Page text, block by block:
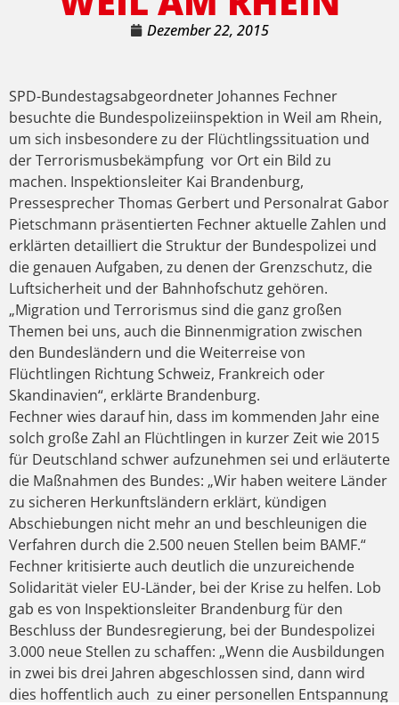
Dezember 22, 2015
SPD-Bundestagsabgeordneter Johannes Fechner
besuchte die Bundespolizeiinspektion in Weil am Rhein,
um sich insbesondere zu der Flüchtlingssituation und
der Terrorismusbekämpfung vor Ort ein Bild zu
machen. Inspektionsleiter Kai Brandenburg,
Pressesprecher Thomas Gerbert und Personalrat Gabor
Pietschmann präsentierten Fechner aktuelle Zahlen und
erklärten detailliert die Struktur der Bundespolizei und
die genauen Aufgaben, zu denen der Grenzschutz, die
Luftsicherheit und der Bahnhofschutz gehören.
„Migration und Terrorismus sind die ganz großen
Themen bei uns, auch die Binnenmigration zwischen
den Bundesländern und die Weiterreise von
Flüchtlingen Richtung Schweiz, Frankreich oder
Skandinavien“, erklärte Brandenburg.
Fechner wies darauf hin, dass im kommenden Jahr eine
solch große Zahl an Flüchtlingen in kurzer Zeit wie 2015
für Deutschland schwer aufzunehmen sei und erläuterte
die Maßnahmen des Bundes: „Wir haben weitere Länder
zu sicheren Herkunftsländern erklärt, kündigen
Abschiebungen nicht mehr an und beschleunigen die
Verfahren durch die 2.500 neuen Stellen beim BAMF.“
Fechner kritisierte auch deutlich die unzureichende
Solidarität vieler EU-Länder, bei der Krise zu helfen. Lob
gab es von Inspektionsleiter Brandenburg für den
Beschluss der Bundesregierung, bei der Bundespolizei
3.000 neue Stellen zu schaffen: „Wenn die Ausbildungen
in zwei bis drei Jahren abgeschlossen sind, dann wird
dies hoffentlich auch zu einer personellen Entspannung